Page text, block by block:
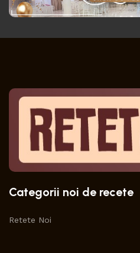
Categorii noi de recete
Retete Noi